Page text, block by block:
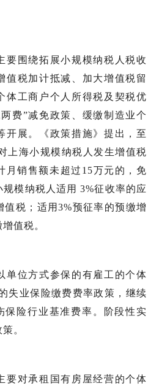
要围绕拓展小规模纳税人税收
值税加计抵减、加大增值税留
体工商户个人所得税及契税优
费”减免政策、缓缴制造业个
开展。《政策措施》提出，至
上海小规模纳税人发生增值税
月销售额未超过 15万元的，免
模纳税人适用 3%征收率的应
值税；适用3%预征率的预缴增
值税。
单位方式参保的有雇工的个体
失业保险缴费费率政策，继续
保险行业基准费率。阶段性实
。
要对承租国有房屋经营的个体